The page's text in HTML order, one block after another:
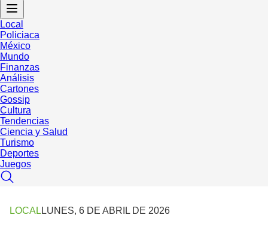
Local
Policiaca
México
Mundo
Finanzas
Análisis
Cartones
Gossip
Cultura
Tendencias
Ciencia y Salud
Turismo
Deportes
Juegos
LOCAL LUNES, 6 DE ABRIL DE 2026